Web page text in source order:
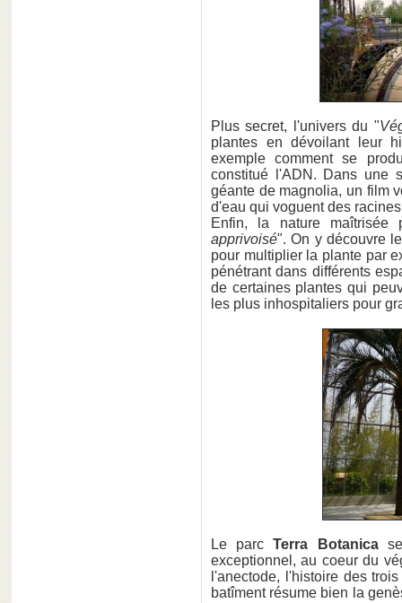
Plus secret, l'univers du "
plantes en dévoilant leur
exemple comment se
constitué l'ADN. Dans une
géante de magnolia, un film
d'eau qui voguent des
Enfin, la nature
apprivoisé". On y découvre
pour multiplier la plante par
pénétrant dans différents
de certaines plantes qui
les plus inhospitaliers pour
Le parcTerra Botanicase
exceptionnel, au coeur du
l'anectode, l'histoire des
batîment résume bien la